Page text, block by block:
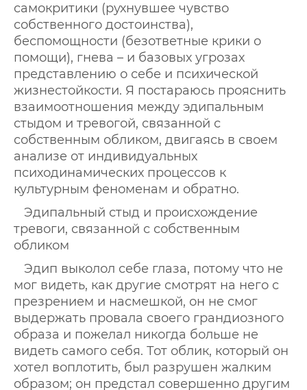
самокритики (рухнувшее чувство
собственного достоинства),
беспомощности (безответные крики о
помощи), гнева – и базовых угрозах
представлению о себе и психической
жизнестойкости. Я постараюсь прояснить
взаимоотношения между эдипальным
стыдом и тревогой, связанной с
собственным обликом, двигаясь в своем
анализе от индивидуальных
психодинамических процессов к
культурным феноменам и обратно.
Эдипальный стыд и происхождение
тревоги, связанной с собственным
обликом
Эдип выколол себе глаза, потому что не
мог видеть, как другие смотрят на него с
презрением и насмешкой, он не смог
выдержать провала своего грандиозного
образа и пожелал никогда больше не
видеть самого себя. Тот облик, который он
хотел воплотить, был разрушен жалким
образом; он предстал совершенно другим